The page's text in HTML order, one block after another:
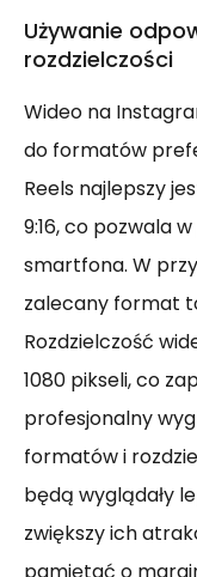
Używanie
rozdzielczości
Wideo na
do formatów
Reels najlepszy
9:16, co pozwala
smartfona. W
zalecany format
Rozdzielczość
1080 pikseli, co
profesjonalny
formatów i
będą wyglądały
zwiększy ich